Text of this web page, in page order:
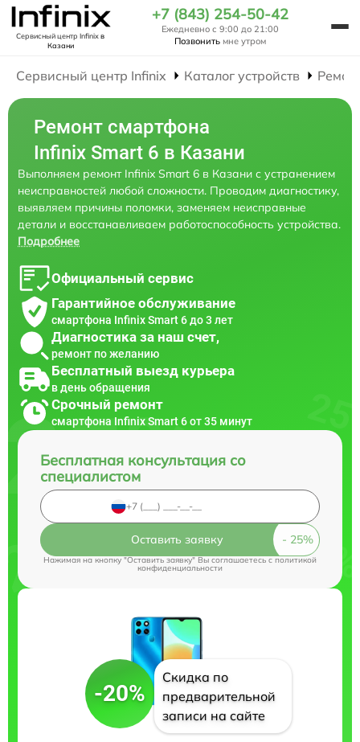
Сервисный центр Infinixв
Казани
+7 (843) 254-50-42
Ежедневно с 9:00 до 21:00
Позвонить мне утром
Сервисный центр Infinix Каталог устройств
Ремонт смартфона
Infinix Smart 6 в Казани
Выполняем ремонт Infinix Smart 6 в Казани с устранением
неисправностей любой сложности. Проводим диагностику,
выявляем причины поломки, заменяем неисправные
детали и восстанавливаем работоспособность устройства.
Подробнее
Официальный сервис
Гарантийное обслуживание
смартфона Infinix Smart 6 до 3 лет
Диагностика за наш счет,
ремонт по желанию
Бесплатный выезд курьера
в день обращения
Срочный ремонт
смартфона Infinix Smart 6 от 35 минут
Бесплатная консультация со
специалистом
Оставить заявку
Нажимая на кнопку "Оставить заявку" Вы соглашаетесь cполитикой
конфиденциальности
-20%
Скидка по
предварительной
записи на сайте